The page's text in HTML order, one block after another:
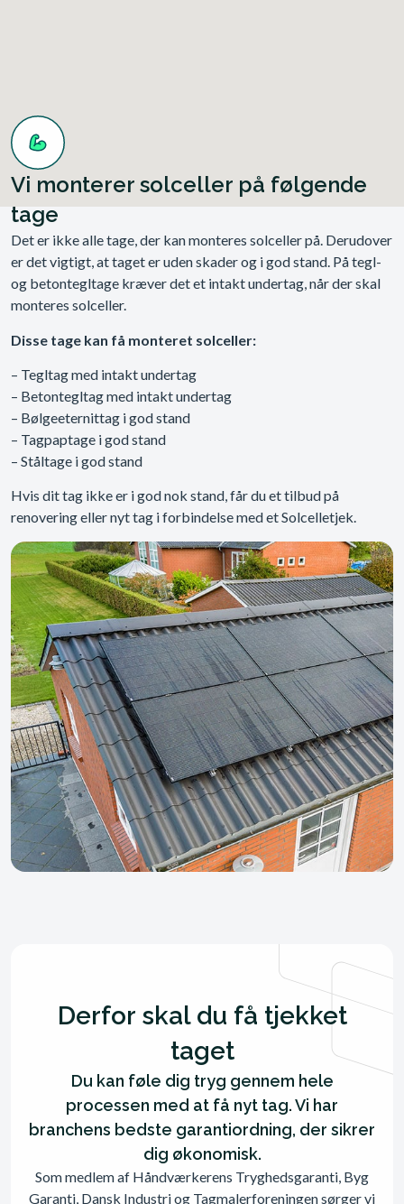
Vi monterer solceller på følgende
tage
Det er ikke alle tage, der kan monteres solceller på. Derudover
er det vigtigt, at taget er uden skader og i god stand. På tegl-
og betontegltage kræver det et intakt undertag, når der skal
monteres solceller.
Disse tage kan få monteret solceller:
– Tegltag med intakt undertag
– Betontegltag med intakt undertag
– Bølgeeternittag i god stand
– Tagpaptage i god stand
– Ståltage i god stand
Hvis dit tag ikke er i god nok stand, får du et tilbud på
renovering eller nyt tag i forbindelse med et Solcelletjek.
Derfor skal du få tjekket
taget
Du kan føle dig tryg gennem hele
processen med at få nyt tag. Vi har
branchens bedste garantiordning, der sikrer
dig økonomisk.
Som medlem af Håndværkerens Tryghedsgaranti, Byg
Garanti, Dansk Industri og Tagmalerforeningen sørger vi